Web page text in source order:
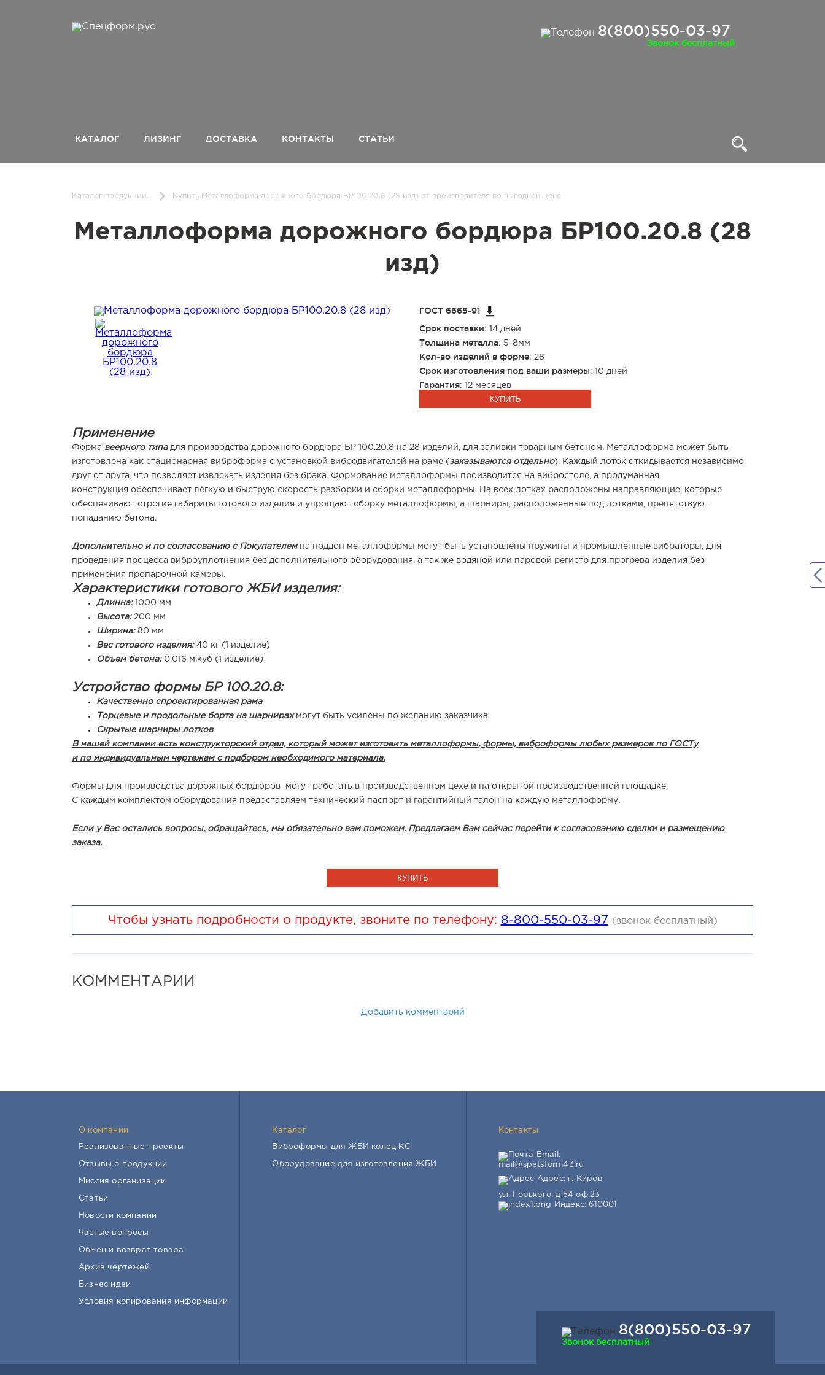
8(800)550-03-97
Звонок бесплатный
КАТАЛОГ ЛИЗИНГ ДОСТАВКА КОНТАКТЫ СТАТЬИ
Каталог продукции. Купить Металлоформа дорожного бордюра БР100.20.8 (28 изд) от производителя по выгодной цене
Металлоформа дорожного бордюра БР100.20.8 (28
изд)
ГОСТ 6665-91
Срок поставки: 14 дней
Толщина металла: 5-8мм
Кол-во изделий в форме: 28
Срок изготовления под ваши размеры: 10 дней
Гарантия: 12 месяцев
КУПИТЬ
Применение
Форма веерного типадля производства дорожного бордюра БР 100.20.8 на 28 изделий, для заливки товарным бетоном. Металлоформа может быть
изготовлена как стационарная виброформа с установкой вибродвигателей на раме (заказываются отдельно). Каждый лоток откидывается независимо
друг от друга, что позволяет извлекать изделия без брака. Формование металлоформы производится на вибростоле, а продуманная
конструкция обеспечивает лёгкую и быструю скорость разборки и сборки металлоформы. На всех лотках расположены направляющие, которые
обеспечивают строгие габариты готового изделия и упрощают сборку металлоформы, а шарниры, расположенные под лотками, препятствуют
попаданию бетона.
Дополнительно и по согласованию с Покупателемна поддон металлоформы могут быть установлены пружины и промышленные вибраторы, для
проведения процесса виброуплотнения без дополнительного оборудования, а так же водяной или паровой регистр для прогрева изделия без
применения пропарочной камеры.
Характеристики готового ЖБИ изделия:
Длинна:1000 мм
Высота:200 мм
Ширина:80 мм
Вес готового изделия:40 кг (1 изделие)
Объем бетона:0.016 м.куб (1 изделие)
Устройство формы БР 100.20.8:
Качественно спроектированная рама
Торцевые и продольные борта на шарнирахмогут быть усилены по желанию заказчика
Скрытые шарниры лотков
В нашей компании есть конструкторский отдел, который может изготовить металлоформы, формы, виброформы любых размеров по ГОСТу
и по индивидуальным чертежам с подбором необходимого материала.
Формы для производства дорожных бордюров могут работать в производственном цехе и на открытой производственной площадке.
С каждым комплектом оборудования предоставляем технический паспорт и гарантийный талон на каждую металлоформу.
Если у Вас остались вопросы, обращайтесь, мы обязательно вам поможем. Предлагаем Вам сейчас перейти к согласованию сделки и размещению
заказа.
КУПИТЬ
Чтобы узнать подробности о продукте, звоните по телефону: 8-800-550-03-97 (звонок бесплатный)
КОММЕНТАРИИ
Добавить комментарий
О компании
Реализованные проекты
Отзывы о продукции
Миссия организации
Статьи
Новости компании
Частые вопросы
Обмен и возврат товара
Архив чертежей
Бизнес идеи
Условия копирования информации
Каталог
Виброформы для ЖБИ колец КС
Оборудование для изготовления ЖБИ
Контакты
Email:
mail@spetsform43.ru
Адрес: г. Киров
ул. Горького, д.54 оф.23
Индекс: 610001
8(800)550-03-97
Звонок бесплатный